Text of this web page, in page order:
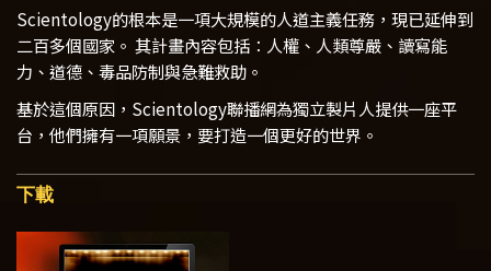
Scientology的根本是一項大規模的人道主義任務，現已延伸到
二百多個國家。 其計畫內容包括：人權、人類尊嚴、讀寫能
力、道德、毒品防制與急難救助。
基於這個原因，Scientology聯播網為獨立製片人提供一座平
台，他們擁有一項願景，要打造一個更好的世界。
下載